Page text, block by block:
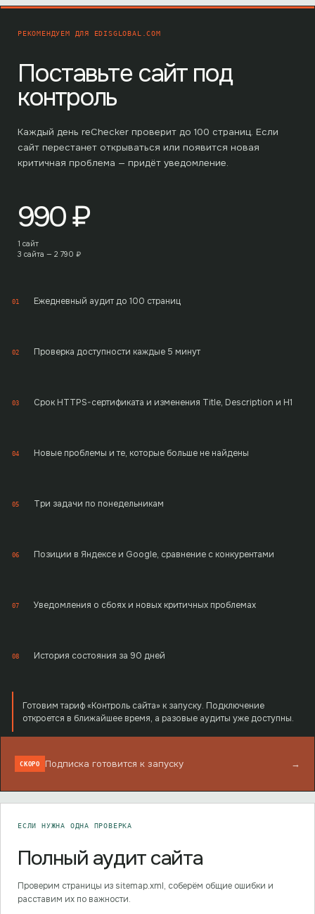
РЕКОМЕНДУЕМ ДЛЯ EDISGLOBAL.COM
Поставьте сайт под
контроль
Каждый день reChecker проверит до 100 страниц. Если
сайт перестанет открываться или появится новая
критичная проблема — придёт уведомление.
990₽
1 сайт
3 сайта — 2 790 ₽
01 Ежедневный аудит до 100 страниц
02 Проверка доступности каждые 5 минут
03 Срок HTTPS-сертификата и изменения Title, Description и H1
04 Новые проблемы и те, которые больше не найдены
05 Три задачи по понедельникам
06 Позиции в Яндексе и Google, сравнение с конкурентами
07 Уведомления о сбоях и новых критичных проблемах
08 История состояния за 90 дней
Готовим тариф «Контроль сайта» к запуску. Подключение
откроется в ближайшее время, а разовые аудиты уже доступны.
СКОРО Подписка готовится к запуску →
ЕСЛИ НУЖНА ОДНА ПРОВЕРКА
Полный аудит сайта
Проверим страницы из sitemap.xml, соберём общие ошибки и
расставим их по важности.